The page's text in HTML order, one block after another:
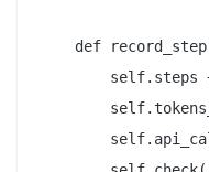
def
self.steps